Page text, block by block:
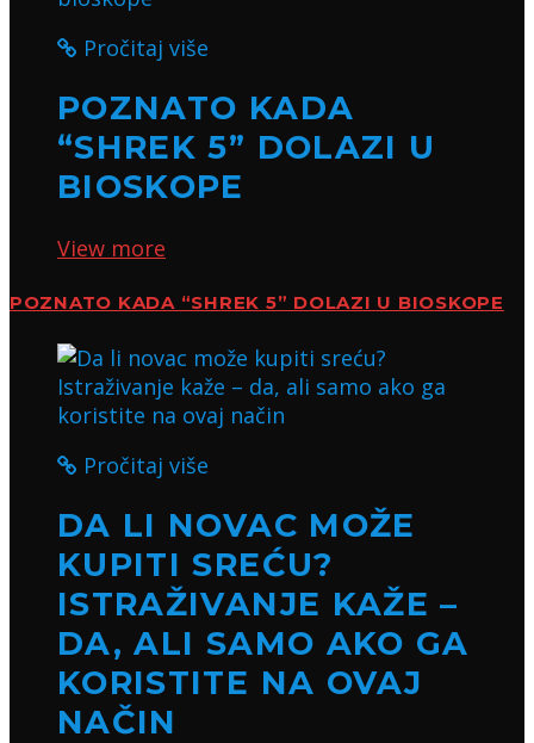
Pročitaj više
POZNATO KADA
“SHREK 5” DOLAZI U
BIOSKOPE
View more
POZNATO KADA “SHREK 5” DOLAZI U BIOSKOPE
Pročitaj više
DA LI NOVAC MOŽE
KUPITI SREĆU?
ISTRAŽIVANJE KAŽE –
DA, ALI SAMO AKO GA
KORISTITE NA OVAJ
NAČIN